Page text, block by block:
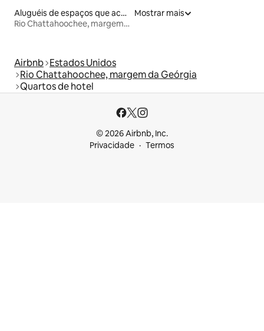
Aluguéis de espaços que aceitam animais de estimação
Rio Chattahoochee, margem da Geórgia
Mostrar mais
Airbnb Estados Unidos
Rio Chattahoochee, margem da Geórgia
Quartos de hotel
© 2026 Airbnb, Inc.
Privacidade
Termos